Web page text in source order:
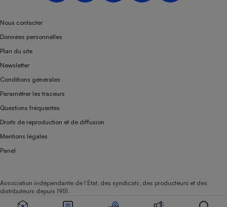
Nous contacter
Données personnelles
Plan du site
Newsletter
Conditions générales
Paramétrer les traceurs
Questions fréquentes
Droits de reproduction et de diffusion
Mentions légales
Panel
Association indépendante de l’État, des syndicats, des producteurs et des
distributeurs depuis 1951.